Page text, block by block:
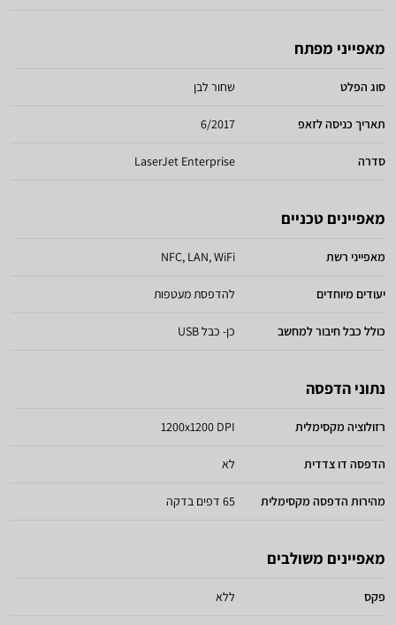
מאפייני מפתח
סוג הפלט שחור לבן
תאריך כניסה לזאפ 6/2017
סדרה LaserJet Enterprise
מאפיינים טכניים
מאפייני רשת NFC, LAN, WiFi
יעודים מיוחדים להדפסת מעטפות
כולל כבל חיבור למחשב כן- כבל USB
נתוני הדפסה
רזולוציה מקסימלית 1200x1200 DPI
הדפסה דו צדדית לא
מהירות הדפסה מקסימלית 65 דפים בדקה
מאפיינים משולבים
פקס ללא